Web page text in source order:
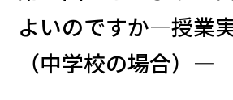
よいのですか―授業
（中学校の場合）―